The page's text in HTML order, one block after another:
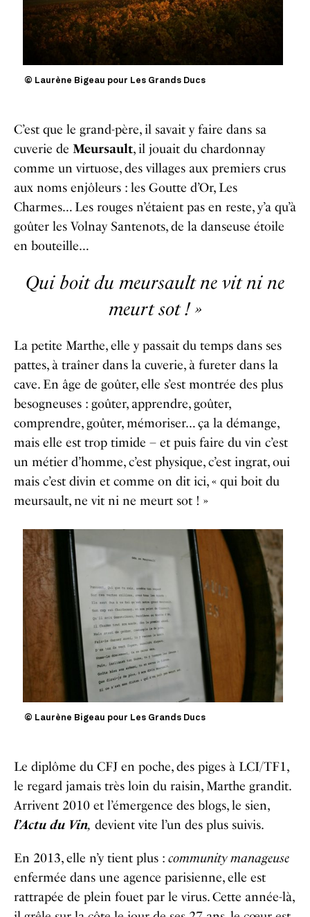
© Laurène Bigeau pour Les Grands Ducs
C’est que le grand-père, il savait y faire dans sa
cuverie de Meursault, il jouait du chardonnay
comme un virtuose, des villages aux premiers crus
aux noms enjôleurs : les Goutte d’Or, Les
Charmes… Les rouges n’étaient pas en reste, y’a qu’à
goûter les Volnay Santenots, de la danseuse étoile
en bouteille…
Qui boit du meursault ne vit ni ne
meurt sot ! »
La petite Marthe, elle y passait du temps dans ses
pattes, à traîner dans la cuverie, à fureter dans la
cave. En âge de goûter, elle s’est montrée des plus
besogneuses : goûter, apprendre, goûter,
comprendre, goûter, mémoriser… ça la démange,
mais elle est trop timide – et puis faire du vin c’est
un métier d’homme, c’est physique, c’est ingrat, oui
mais c’est divin et comme on dit ici, « qui boit du
meursault, ne vit ni ne meurt sot ! »
© Laurène Bigeau pour Les Grands Ducs
Le diplôme du CFJ en poche, des piges à LCI/TF1,
le regard jamais très loin du raisin, Marthe grandit.
Arrivent 2010 et l’émergence des blogs, le sien,
l’Actu du Vin, devient vite l’un des plus suivis.
En 2013, elle n’y tient plus : community manageuse
enfermée dans une agence parisienne, elle est
rattrapée de plein fouet par le virus. Cette année-là,